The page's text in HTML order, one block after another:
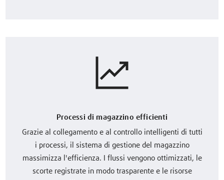
Processi di magazzino efficienti
Grazie al collegamento e al controllo intelligenti di tutti
i processi, il sistema di gestione del magazzino
massimizza l'efficienza. I flussi vengono ottimizzati, le
scorte registrate in modo trasparente e le risorse